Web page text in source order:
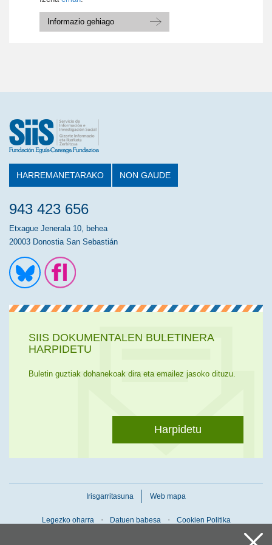
Informazio gehiago
HARREMANETARAKO NON GAUDE
943 423 656
Etxague Jenerala 10, behea
20003 Donostia San Sebastián
SIIS DOKUMENTALEN BULETINERA
HARPIDETU
Buletin guztiak dohanekoak dira eta emailez jasoko dituzu.
Harpidetu
Irisgarritasuna Web mapa
Legezko oharra Datuen babesa Cookien Politika